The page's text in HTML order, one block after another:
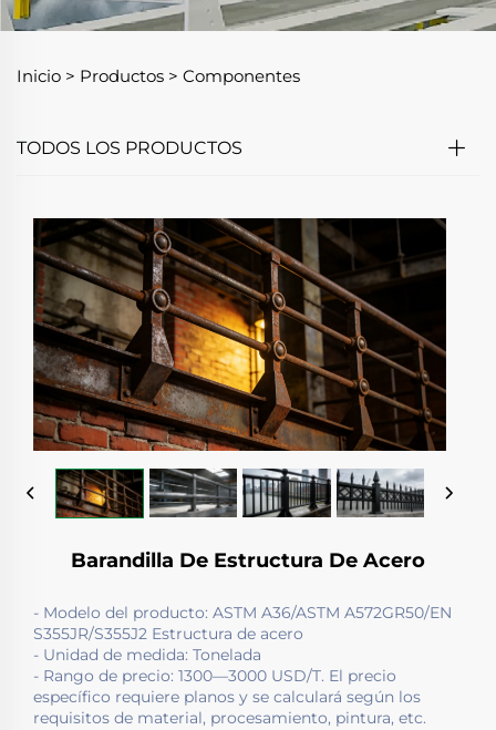
Inicio > Productos > Componentes
TODOS LOS PRODUCTOS
Barandilla De Estructura De Acero
- Modelo del producto: ASTM A36/ASTM A572GR50/EN
S355JR/S355J2 Estructura de acero
- Unidad de medida: Tonelada
- Rango de precio: 1300—3000 USD/T. El precio
específico requiere planos y se calculará según los
requisitos de material, procesamiento, pintura, etc.